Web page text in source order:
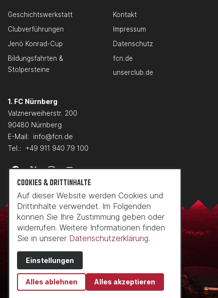
Geschichtswerkstatt
Clubverführungen
Jenö Konrad-Cup
Bildungsfahrten &
Stolpersteine
Kontakt
Impressum
Datenschutz
fcn.de
unserclub.de
1. FC Nürnberg
Valznerweiherstr. 200
90480 Nürnberg
E-Mail: info@fcn.de
Tel.: +49 911 940 79 100
COOKIES & DRITTINHALTE
Auf dieser Website werden Cookies und
Drittinhalte verwendet. Im Folgenden
können Sie Ihre Zustimmung geben oder
widerrufen. Weitere Informationen finden
Sie in unserer Datenschutzerklärung.
Einstellungen
Alles ablehnen Alles akzeptieren